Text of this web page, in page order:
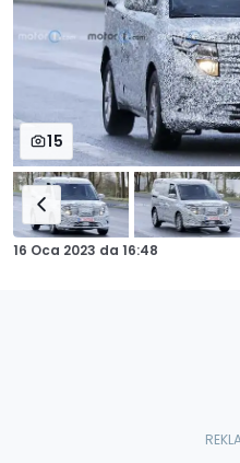
15
16 Oca 2023 da 16:48